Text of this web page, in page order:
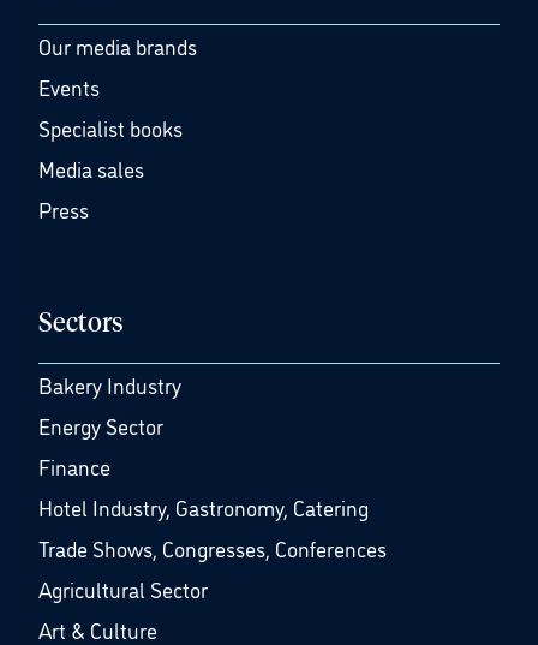
Our media brands
Events
Specialist books
Media sales
Press
Sectors
Bakery Industry
Energy Sector
Finance
Hotel Industry, Gastronomy, Catering
Trade Shows, Congresses, Conferences
Agricultural Sector
Art & Culture